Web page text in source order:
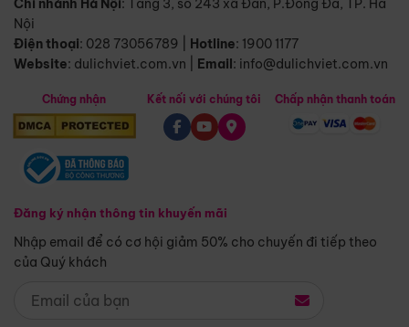
Chi nhánh Hà Nội: Tầng 3, số 243 xã Đàn, P.Đống Đa, TP. Hà
Nội
Điện thoại: 028 73056789 Hotline: 1900 1177
Website: dulichviet.com.vn Email: info@dulichviet.com.vn
Chứng nhận
Đăng ký nhận thông tin khuyến mãi
Nhập email để có cơ hội giảm 50% cho chuyến đi tiếp theo
của Quý khách
Kết nối với chúng tôi Chấp nhận thanh toán